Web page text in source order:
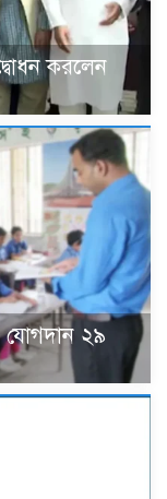
করলেন
যোগদান ২৯